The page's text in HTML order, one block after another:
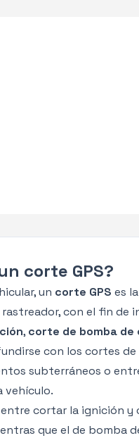
corte GPS?
un corte GPS es
con el fin de
, corte de bomba de
con los cortes de
subterráneos o
vehículo.
cortar la ignición
que el de bomba